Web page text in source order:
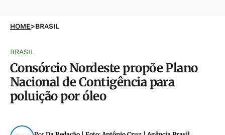
HOME>BRASIL
BRASIL
Consórcio Nordeste propõe Plano
Nacional de Contigência para
poluição por óleo